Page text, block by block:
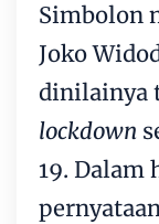
Simbolon
Joko
dinilainya
lockdown
19. Dalam